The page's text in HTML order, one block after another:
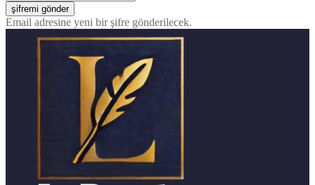
Email adresine yeni bir şifre gönderilecek.